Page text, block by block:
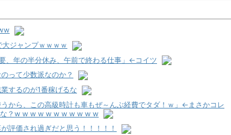
大ジャンプｗｗｗｗ
、年の半分休み、午前で終わる仕事」←コイツ
って少数派なのか？
するのが1番稼げるな
うから、この高級時計も車もぜ～んぶ経費でタダ！ｗ」←まさかコレ
な？w w w w w w w w w w w
評価され過ぎだと思う！！！！！